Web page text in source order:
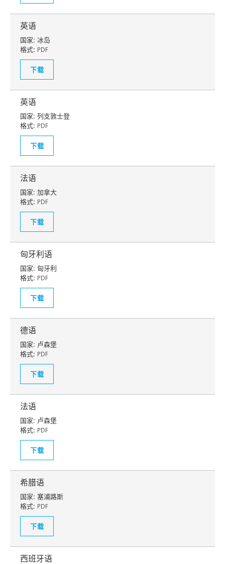
英语
国家: 冰岛
格式: PDF
下载
英语
国家: 列支敦士登
格式: PDF
下载
法语
国家: 加拿大
格式: PDF
下载
匈牙利语
国家: 匈牙利
格式: PDF
下载
德语
国家: 卢森堡
格式: PDF
下载
法语
国家: 卢森堡
格式: PDF
下载
希腊语
国家: 塞浦路斯
格式: PDF
下载
西班牙语